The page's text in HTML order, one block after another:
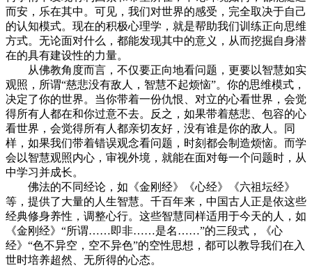
而安，乐在其中。可见，我们对世界的感受，完全取决于自己
的认知模式。现在的积极心理学，就是帮助我们训练正向思维
方式。无论面对什么，都能发现其中的意义，从而挖掘自身潜
在的具有建设性的力量。
从佛教角度而言，不仅要正向地看问题，更要以智慧如实
观照，所谓“慈悲没有敌人，智慧不起烦恼”。你的思维模式，
决定了你的世界。当你带着一份仇恨、对立的心看世界，会觉
得所有人都在和你过意不去。反之，如果带着慈悲、包容的心
看世界，会觉得所有人都亲切友好，没有谁是你的敌人。同
样，如果我们带着错误观念看问题，时刻都会制造烦恼。而学
会以智慧观照内心，审视外境，就能在面对每一个问题时，从
中学习并成长。
佛法的不同经论，如《金刚经》《心经》《六祖坛经》
等，提供了大量的人生智慧。千百年来，中国古人正是依这些
经典修身养性，调整心行。这些智慧同样适用于今天的人，如
《金刚经》“所谓……即非……是名……”的三段式，《心
经》“色不异空，空不异色”的空性思想，都可以教导我们在入
世时培养超然、无所得的心态。